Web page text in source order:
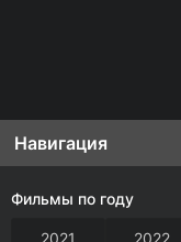
Навигация
Фильмы по году
2021 2022